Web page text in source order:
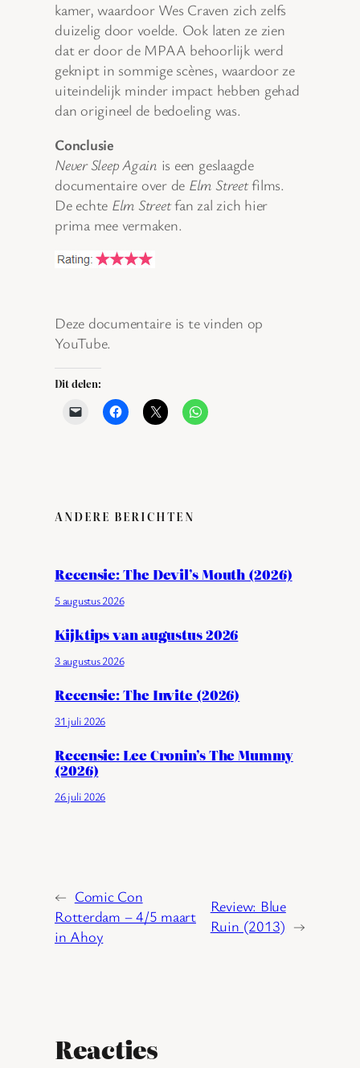
kamer, waardoor Wes Craven zich zelfs
duizelig door voelde. Ook laten ze zien
dat er door de MPAA behoorlijk werd
geknipt in sommige scènes, waardoor ze
uiteindelijk minder impact hebben gehad
dan origineel de bedoeling was.
Conclusie
Never Sleep Again is een geslaagde
documentaire over de Elm Streetfilms.
De echte Elm Streetfan zal zich hier
prima mee vermaken.
Deze documentaire is te vinden op
YouTube.
Dit delen:
ANDERE BERICHTEN
Recensie: The Devil’s Mouth (2026)
5 augustus 2026
Kijktips van augustus 2026
3 augustus 2026
Recensie: The Invite (2026)
31 juli 2026
Recensie: Lee Cronin’s The Mummy
(2026)
26 juli 2026
← Comic Con
Rotterdam – 4/5 maart
in Ahoy
Review: Blue
Ruin (2013) →
Reacties